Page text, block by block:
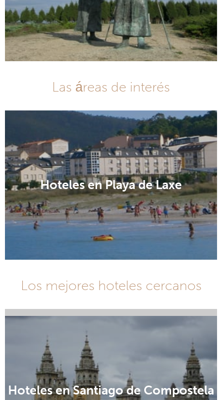
Las áreas de interés
Hoteles en Playa de Laxe
Los mejores hoteles cercanos
Hoteles en Vigo